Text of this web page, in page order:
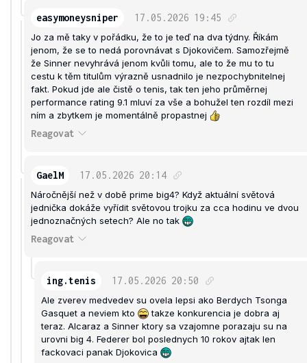
easymoneysniper 17.05.2026 19:45
Jo za mě taky v pořádku, že to je teď na dva týdny. Říkám
jenom, že se to nedá porovnávat s Djokovičem. Samozřejmě
že Sinner nevyhrává jenom kvůli tomu, ale to že mu to tu
cestu k těm titulům výrazně usnadnilo je nezpochybnitelnej
fakt. Pokud jde ale čistě o tenis, tak ten jeho průměrnej
performance rating 9.1 mluví za vše a bohužel ten rozdíl mezi
ním a zbytkem je momentálně propastnej
Reagovat
GaelM 17.05.2026 20:14
Náročnější než v době prime big4? Když aktuální světová
jednička dokáže vyřídit světovou trojku za cca hodinu ve dvou
jednoznačných setech? Ale no tak
Reagovat
ing.tenis 17.05.2026 20:50
Ale zverev medvedev su ovela lepsi ako Berdych Tsonga
Gasquet a neviem kto
takze konkurencia je dobra aj
teraz. Alcaraz a Sinner ktory sa vzajomne porazaju su na
urovni big 4. Federer bol poslednych 10 rokov ajtak len
fackovaci panak Djokovica